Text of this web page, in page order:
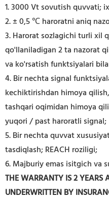
1. 3000 Vt sovutish quvvati;
2. ± 0,5 ℃ haroratni aniq
3. Harorat sozlagichi turli xil
qo'llaniladigan 2 ta nazorat
va ko'rsatish funktsiyalari
4. Bir nechta signal
kechiktirishdan himoya
tashqari oqimidan himoya
yuqori / past haroratli signal;
5. Bir nechta quvvat
tasdiqlash; REACH roziligi;
6. Majburiy emas isitgich va
THE WARRANTY IS 2 YEARS
UNDERWRITTEN BY